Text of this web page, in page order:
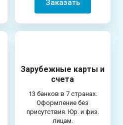
Заказать
Зарубежные карты и
счета
13 банков в 7 странах.
Оформление без
присутствия. Юр. и физ.
лицам.